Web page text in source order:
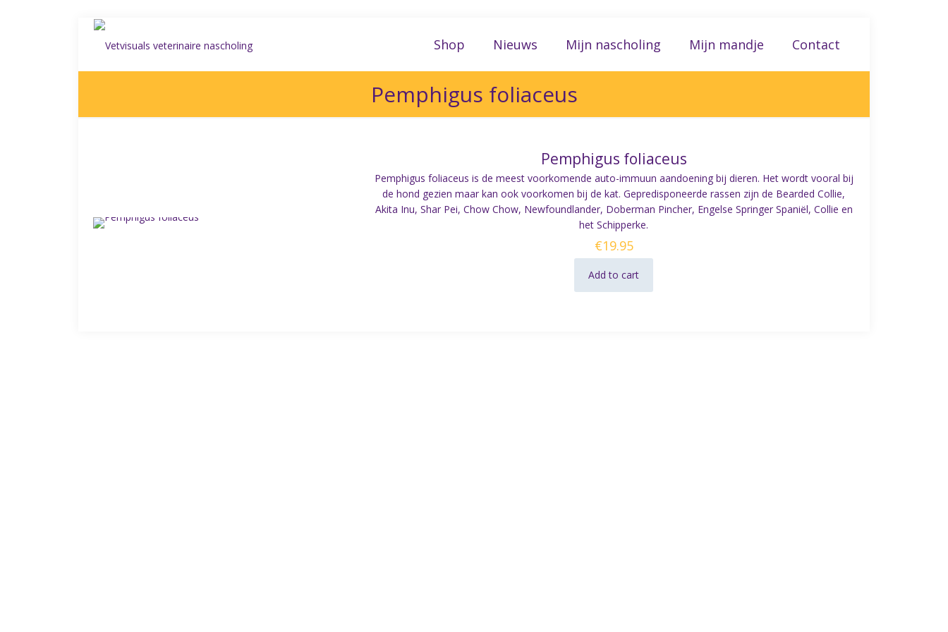
Shop Nieuws Mijn nascholing Mijn mandje Contact
Pemphigus foliaceus
Pemphigus foliaceus
Pemphigus foliaceus is de meest voorkomende auto-immuun aandoening bij dieren. Het wordt vooral bij
de hond gezien maar kan ook voorkomen bij de kat. Gepredisponeerde rassen zijn de Bearded Collie,
Akita Inu, Shar Pei, Chow Chow, Newfoundlander, Doberman Pincher, Engelse Springer Spaniël, Collie en
het Schipperke.
€19.95
Add to cart